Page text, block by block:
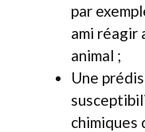
par
ami réagir
animal ;
Une
chimiques